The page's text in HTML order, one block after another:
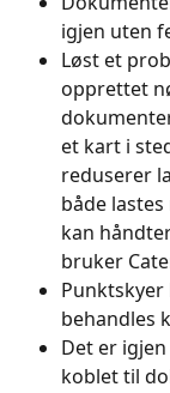
igjen uten
Løst et
opprettet
et kart i
reduserer
både
kan
bruker
behandles
Det er
koblet til